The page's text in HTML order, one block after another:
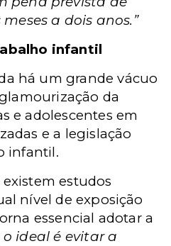
a dois anos.”
infantil
há um grande vácuo
da
e adolescentes em
e a legislação
infantil.
estudos
nível de exposição
essencial adotar a
o ideal é evitar a